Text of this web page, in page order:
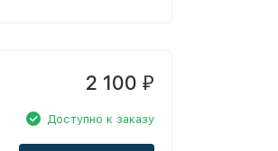
2 100 ₽
Доступно к заказу